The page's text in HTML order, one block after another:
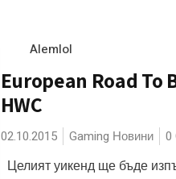
Alemlol
European Road To
HWC
02.10.2015 Gaming Новини 0
Целият уикенд ще бъде